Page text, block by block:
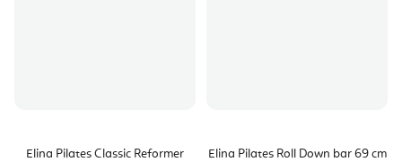
Elina Pilates Classic Reformer
Elina Pilates Roll Down bar 69 cm